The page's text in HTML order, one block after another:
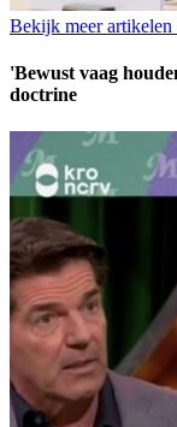
Bekijk meer artikelen
'Bewust vaag
doctrine